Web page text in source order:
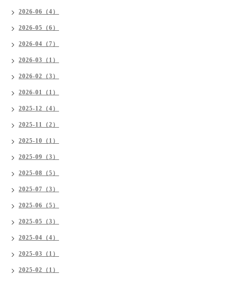
2026-06（4）
2026-05（6）
2026-04（7）
2026-03（1）
2026-02（3）
2026-01（1）
2025-12（4）
2025-11（2）
2025-10（1）
2025-09（3）
2025-08（5）
2025-07（3）
2025-06（5）
2025-05（3）
2025-04（4）
2025-03（1）
2025-02（1）